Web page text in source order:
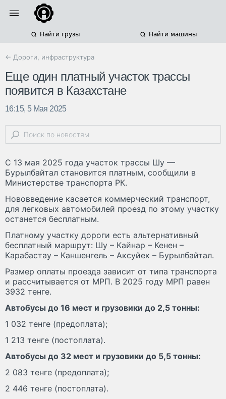
Найти грузы Найти машины
← Дороги, инфраструктура
Еще один платный участок трассы
появится в Казахстане
16:15, 5 Мая 2025
С 13 мая 2025 года участок трассы Шу —
Бурылбайтал становится платным, сообщили в
Министерстве транспорта РК.
Нововведение касается коммерческий транспорт,
для легковых автомобилей проезд по этому участку
останется бесплатным.
Платному участку дороги есть альтернативный
бесплатный маршрут: Шу – Кайнар – Кенен –
Карабастау – Каншенгель – Аксуйек – Бурылбайтал.
Размер оплаты проезда зависит от типа транспорта
и рассчитывается от МРП. В 2025 году МРП равен
3932 тенге.
Автобусы до 16 мест и грузовики до 2,5 тонны:
1 032 тенге (предоплата);
1 213 тенге (постоплата).
Автобусы до 32 мест и грузовики до 5,5 тонны:
2 083 тенге (предоплата);
2 446 тенге (постоплата).